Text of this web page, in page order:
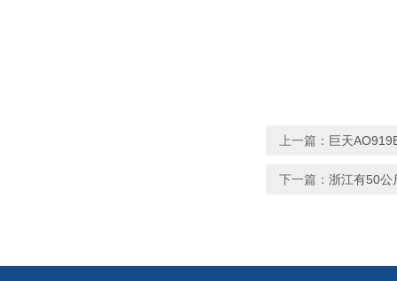
上一篇： 巨天
下一篇： 浙江有50公